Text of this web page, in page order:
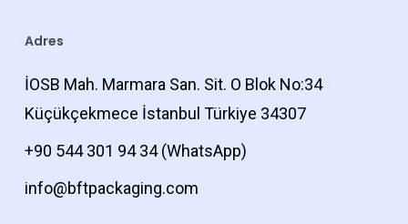
Adres
İOSB Mah. Marmara San. Sit. O Blok No:34
Küçükçekmece İstanbul Türkiye 34307
+90 544 301 94 34(WhatsApp)
info@bftpackaging.com